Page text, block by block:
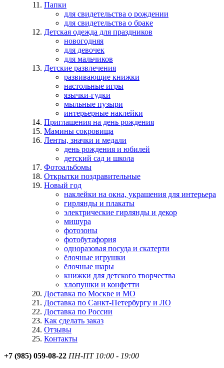
Папки
для свидетельства о рождении
для свидетельства о браке
Детская одежда для праздников
новогодняя
для девочек
для мальчиков
Детские развлечения
развивающие книжки
настольные игры
язычки-гудки
мыльные пузыри
интерьерные наклейки
Приглашения на день рождения
Мамины сокровища
Ленты, значки и медали
день рождения и юбилей
детский сад и школа
Фотоальбомы
Открытки поздравительные
Новый год
наклейки на окна, украшения для интерьера
гирлянды и плакаты
электрические гирлянды и декор
мишура
фотозоны
фотобутафория
одноразовая посуда и скатерти
ёлочные игрушки
ёлочные шары
книжки для детского творчества
хлопушки и конфетти
Доставка по Москве и МО
Доставка по Санкт-Петербургу и ЛО
Доставка по России
Как сделать заказ
Отзывы
Контакты
+7 (985) 059-08-22 ПН-ПТ 10:00 - 19:00